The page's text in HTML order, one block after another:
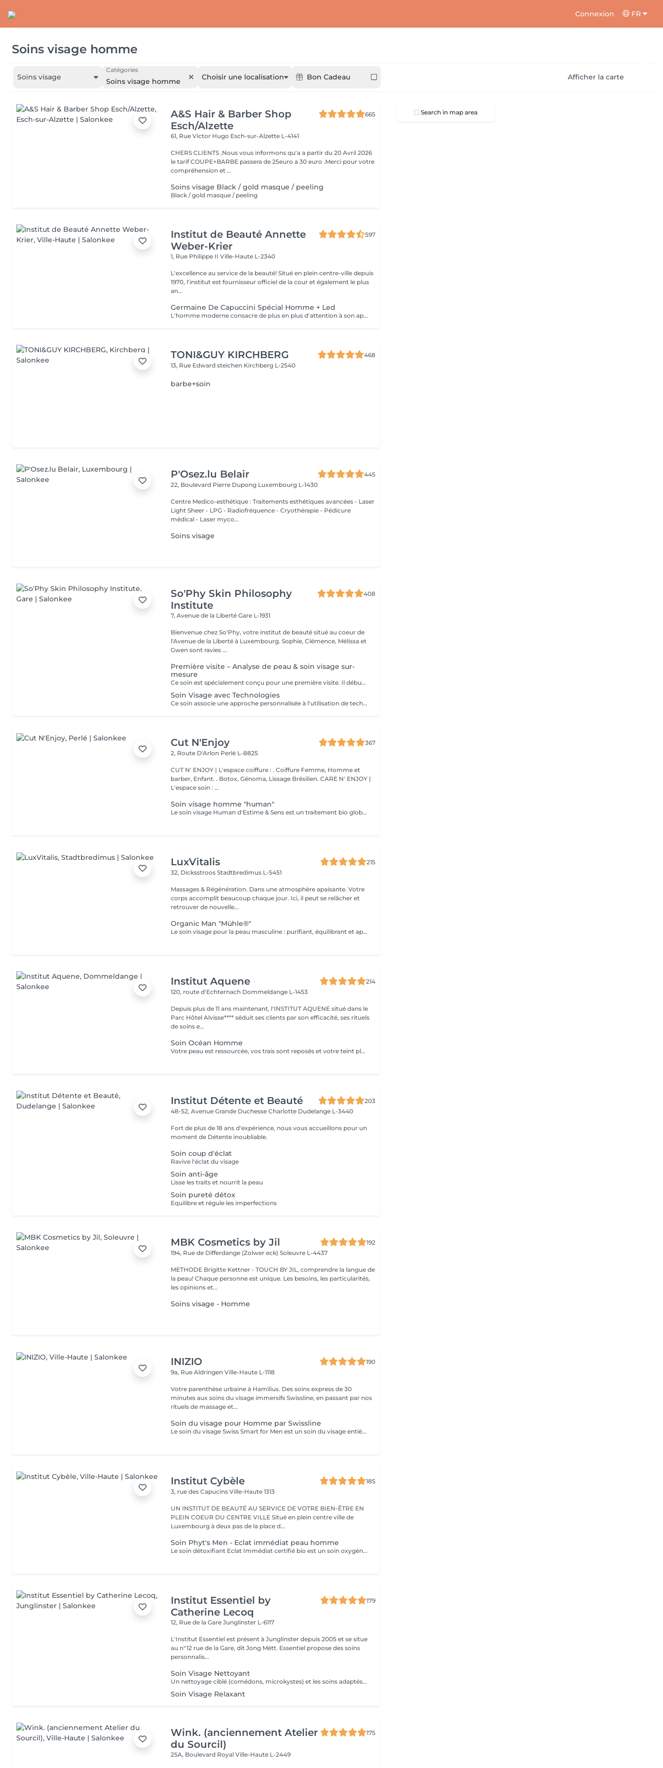
Connexion FR
Soins visage homme
Soins visage
Catégories
Soins visage homme Choisir une localisation Bon Cadeau Afficher la carte
A&S Hair & Barber Shop
Esch/Alzette
665
61, Rue Victor Hugo Esch-sur-Alzette L-4141
CHERS CLIENTS ,Nous vous informons qu'a a partir du 20 Avril 2026
le tarif COUPE+BARBE passera de 25euro a 30 euro .Merci pour votre
compréhension et ...
Soins visage Black / gold masque / peeling
Black / gold masque / peeling
Institut de Beauté Annette
Weber-Krier
597
1, Rue Philippe IIVille-Haute L-2340
L'excellence au service de la beauté! Situé en plein centre-ville depuis
1970, l'institut est fournisseur officiel de la cour et également le plus
an...
Germaine De Capuccini Spécial Homme + Led
L'homme moderne consacre de plus en plus d'attention à son apparence , ce soin réparateur enlève les toxines, renforce la peau , est apaisant et rafraichissant.
TONI&GUY KIRCHBERG
468
13, Rue Edward steichen Kirchberg L-2540
barbe+soin
P'Osez.lu Belair
445
22, Boulevard Pierre Dupong Luxembourg L-1430
Centre Medico-esthétique : Traitements esthétiques avancées - Laser
Light Sheer - LPG - Radiofréquence - Cryothérapie - Pédicure
médical - Laser myco...
Soins visage
So'Phy Skin Philosophy
Institute
408
7, Avenue de la LibertéGare L-1931
Bienvenue chez So'Phy, votre institut de beauté situé au coeur de
l'Avenue de la Liberté à Luxembourg. Sophie, Clémence, Mélissa et
Gwen sont ravies ...
Première visite – Analyse de peau & soin visage sur-
mesure
Ce soin est spécialement conçu pour une première visite. Il débute par une analyse de peau approfondie afin de comprendre ses besoins et d’identifier les déséquilibres éventuels. Le soin du visage est ensuite entièrement personnalisé, avec des techniques et des produits adaptés pour répondre de manière ciblée aux besoins de la peau. Ce premier rendez-vous permet d’obtenir des résultats visibles tout en bénéficiant de conseils personnalisés pour améliorer durablement la qualité de la peau.
Soin Visage avec Technologies
Ce soin associe une approche personnalisée à l'utilisation de technologies avancées afin d'agir plus en profondeur sur la peau. Les technologies sont sélectionnées en fonction des besoins pour améliorer la texture de la peau, l'hydratation et les signes de l'âge. Un soin idéal pour obtenir des résultats visibles et aller plus loin dans l'amélioration de la qualité de la peau.
Cut N'Enjoy
367
2, Route D'Arlon Perlé L-8825
CUT N' ENJOY | L'espace coiffure : . Coiffure Femme, Homme et
barber, Enfant. . Botox, Génoma, Lissage Brésilien. CARE N' ENJOY |
L'espace soin : ...
Soin visage homme "human"
Le soin visage Human d'Estime & Sens est un traitement bio global de 1h15 dédié aux hommes. Il débute par un modelage relaxant du dos pour évacuer les tensions. Il se poursuit par un nettoyage profond, un gommage et un massage du visage avec l'huile Human. Ce protocole sur mesure purifie, hydrate intensément et défatigue durablement les traits.
LuxVitalis
215
32, DicksstroosStadtbredimus L-5451
Massages & Régénération. Dans une atmosphère apaisante. Votre
corps accomplit beaucoup chaque jour. Ici, il peut se relâcher et
retrouver de nouvelle...
Organic Man "Mühle®"
Le soin visage pour la peau masculine : purifiant, équilibrant et apaisant. Idéal pour les imperfections ou les peaux stressées. Des arômes raffinés alliés au meilleur de la nature : dans sa gamme de cosmétiques naturels BIO, MÜHLE allie durabilité et luxe. Huile d'argan pure, beurre de karité nourrissant, aloe vera aux vertus réparatrices, calendula et camomille apaisants : chaque ingrédient est issu de l'agriculture biologique certifiée ou de la cueillette sauvage.
Institut Aquene
214
120, route d'Echternach Dommeldange L-1453
Depuis plus de 11 ans maintenant, l'INSTITUT AQUENE situé dans le
Parc Hôtel Alvisse**** séduit ses clients par son efficacité, ses rituels
de soins e...
Soin Océan Homme
Votre peau est ressourcée, vos trais sont reposés et votre teint plus lumineux. Véritable recharge d'énergie, les extraits d'algue bleue sont libérés au cur des cellules pour une action anti-âge et antifatigue.
Institut Détente et Beauté
203
48-52, Avenue Grande Duchesse Charlotte Dudelange L-3440
Fort de plus de 18 ans d'expérience, nous vous accueillons pour un
moment de Détente inoubliable.
Soin coup d'éclat
Ravive l'éclat du visage
Soin anti-âge
Lisse les traits et nourrit la peau
Soin pureté détox
Equilibre et régule les imperfections
MBK Cosmetics by Jil
192
194, Rue de Differdange (Zolwer eck)Soleuvre L-4437
METHODE Brigitte Kettner - TOUCH BY JIL, comprendre la langue de
la peau! Chaque personne est unique. Les besoins, les particularités,
les opinions et...
Soins visage - Homme
INIZIO
190
9a, Rue AldringenVille-Haute L-1118
Votre parenthèse urbaine à Hamilius. Des soins express de 30
minutes aux soins du visage immersifs Swissline, en passant par nos
rituels de massage et...
Soin du visage pour Homme par Swissline
Le soin du visage Swiss Smart for Men est un soin du visage entièrement personnalisé de 45 à 60 minutes conçu pour les hommes qui cherchent à détoxifier et à renforcer leur peau. Ce soin du visage utilise exclusivement des produits Swissline végétaliens, améliorés avec la collection signature d'Age Intelligence Boosters pour protéger et rééquilibrer la peau. Il a un effet de détresse instantané et comprend un massage facial de 15 à 20 minutes combinant relaxation et drainage lymphatique pour détoxifier la peau, et c'est un moyen intelligent et rapide de paraître à votre meilleur. Principaux avantages : Rafraîchit et dynamise la peau fatiguée Atténue l'irritation Améliore le teint et la texture de la peau
Institut Cybèle
185
3, rue des CapucinsVille-Haute 1313
UN INSTITUT DE BEAUTÉ AU SERVICE DE VOTRE BIEN-ÊTRE EN
PLEIN COEUR DU CENTRE VILLE Situé en plein centre ville de
Luxembourg à deux pas de la place d...
Soin Phyt's Men - Eclat immédiat peau homme
Le soin détoxifiant Eclat Immédiat certifié bio est un soin oxygénant et défatigant, destiné à toutes les peaux masculines, est idéal pour les épidermes asphyxiés ou les teints brouillés. Nettoyage - gommage - extraction des comédons avec vapeur - massage - masque. Enrichi en ginseng, aloé vera et huiles végétales nourrissantes, il hydrate, apaise et revitalise la peau.
Institut Essentiel by
Catherine Lecoq
179
12, Rue de la GareJunglinster L-6117
L'Institut Essentiel est présent à Junglinster depuis 2005 et se situe
au n°12 rue de la Gare, dit Jong Mëtt. Essentiel propose des soins
personnalis...
Soin Visage Nettoyant
Un nettoyage ciblé (comédons, microkystes) et les soins adaptés avant et après le nettoyage.
Soin Visage Relaxant
Wink. (anciennement Atelier
du Sourcil)
175
25A, Boulevard RoyalVille-Haute L-2449
Search in map area